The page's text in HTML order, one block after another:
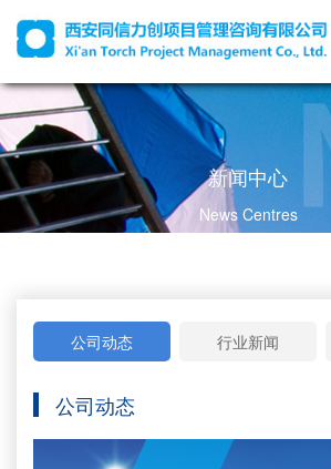
新闻中心
News Centres
公司动态 行业新闻
公司动态